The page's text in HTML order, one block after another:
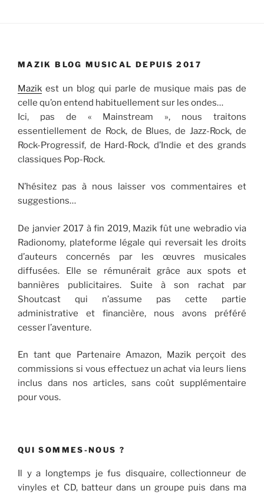
MAZIK BLOG MUSICAL DEPUIS 2017
Mazik est un blog qui parle de musique mais pas de
celle qu’on entend habituellement sur les ondes…
Ici, pas de « Mainstream », nous traitons
essentiellement de Rock, de Blues, de Jazz-Rock, de
Rock-Progressif, de Hard-Rock, d’Indie et des grands
classiques Pop-Rock.
N’hésitez pas à nous laisser vos commentaires et
suggestions…
De janvier 2017 à fin 2019, Mazik fût une webradio via
Radionomy, plateforme légale qui reversait les droits
d’auteurs concernés par les œuvres musicales
diffusées. Elle se rémunérait grâce aux spots et
bannières publicitaires. Suite à son rachat par
Shoutcast qui n’assume pas cette partie
administrative et financière, nous avons préféré
cesser l’aventure.
En tant que Partenaire Amazon, Mazik perçoit des
commissions si vous effectuez un achat via leurs liens
inclus dans nos articles, sans coût supplémentaire
pour vous.
QUI SOMMES-NOUS ?
Il y a longtemps je fus disquaire, collectionneur de
vinyles et CD, batteur dans un groupe puis dans ma